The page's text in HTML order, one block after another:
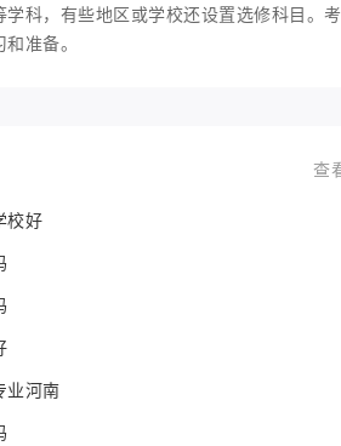
科，有些地区或学校还设置选修科目。
准备。
查
校好
业河南